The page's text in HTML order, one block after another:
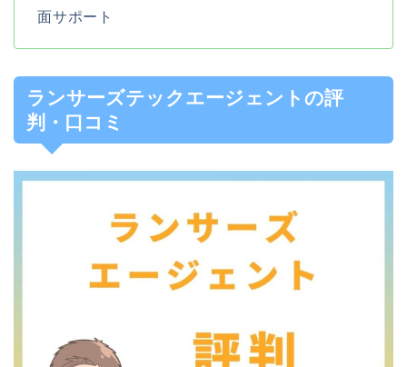
面サポート
ランサーズテックエージェントの評
判・口コミ